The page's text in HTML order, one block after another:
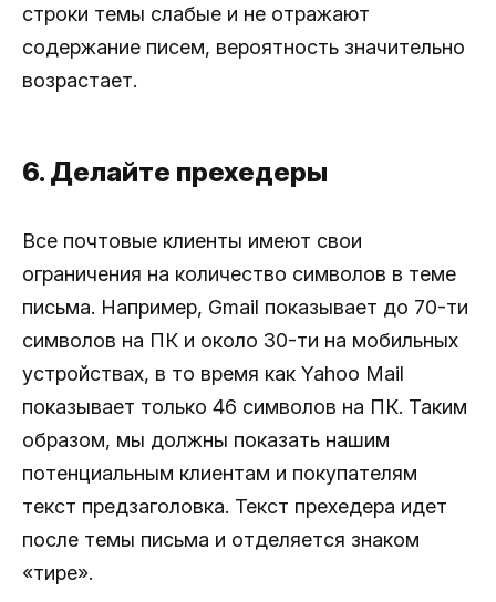
строки темы слабые и не отражают
содержание писем, вероятность значительно
возрастает.
6. Делайте прехедеры
Все почтовые клиенты имеют свои
ограничения на количество символов в теме
письма. Например, Gmail показывает до 70-ти
символов на ПК и около 30-ти на мобильных
устройствах, в то время как Yahoo Mail
показывает только 46 символов на ПК. Таким
образом, мы должны показать нашим
потенциальным клиентам и покупателям
текст предзаголовка. Текст прехедера идет
после темы письма и отделяется знаком
«тире».